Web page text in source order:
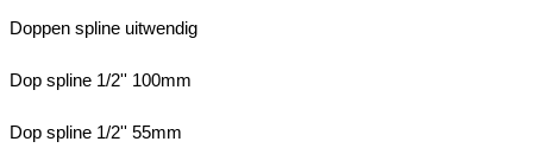
Doppen spline uitwendig
Dop spline 1/2'' 100mm
Dop spline 1/2'' 55mm